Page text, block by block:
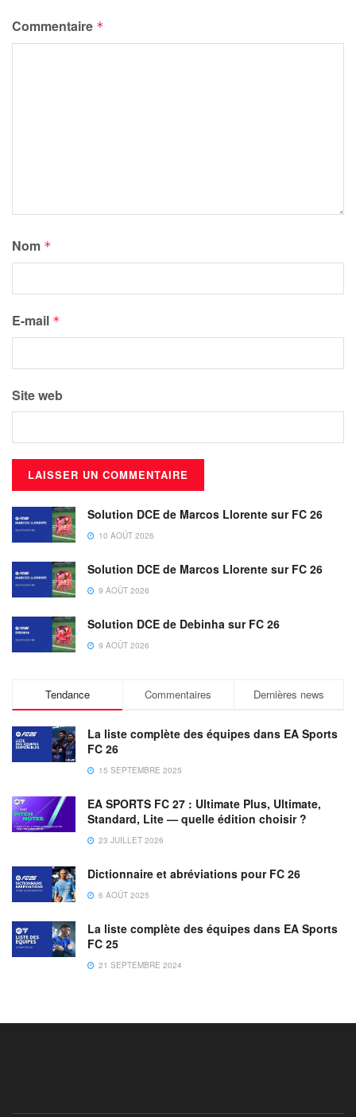
Commentaire *
Nom *
E-mail *
Site web
Solution DCE de Marcos Llorente sur FC 26
10 AOÛT 2026
Solution DCE de Marcos Llorente sur FC 26
9 AOÛT 2026
Solution DCE de Debinha sur FC 26
9 AOÛT 2026
Tendance Commentaires Dernières news
La liste complète des équipes dans EA Sports
FC 26
15 SEPTEMBRE 2025
EA SPORTS FC 27 : Ultimate Plus, Ultimate,
Standard, Lite — quelle édition choisir ?
23 JUILLET 2026
Dictionnaire et abréviations pour FC 26
6 AOÛT 2025
La liste complète des équipes dans EA Sports
FC 25
21 SEPTEMBRE 2024